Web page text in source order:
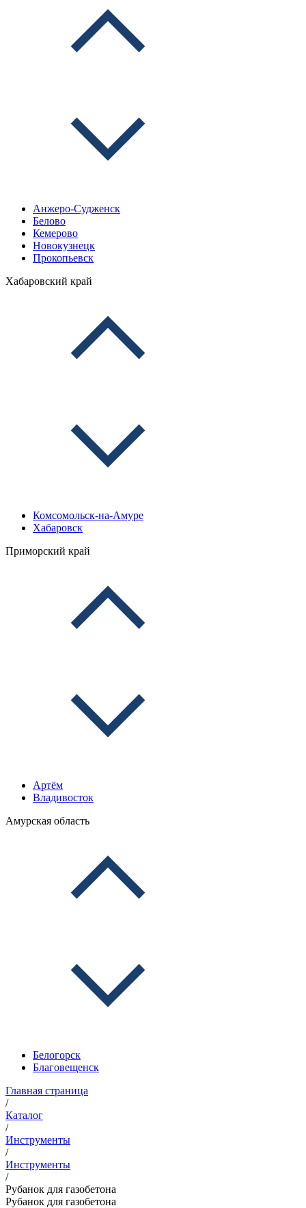
Анжеро-Судженск
Белово
Кемерово
Новокузнецк
Прокопьевск
Хабаровский край
Комсомольск-на-Амуре
Хабаровск
Приморский край
Артём
Владивосток
Амурская область
Белогорск
Благовещенск
Главная страница
/
Каталог
/
Инструменты
/
Инструменты
/
Рубанок для газобетона
Рубанок для газобетона